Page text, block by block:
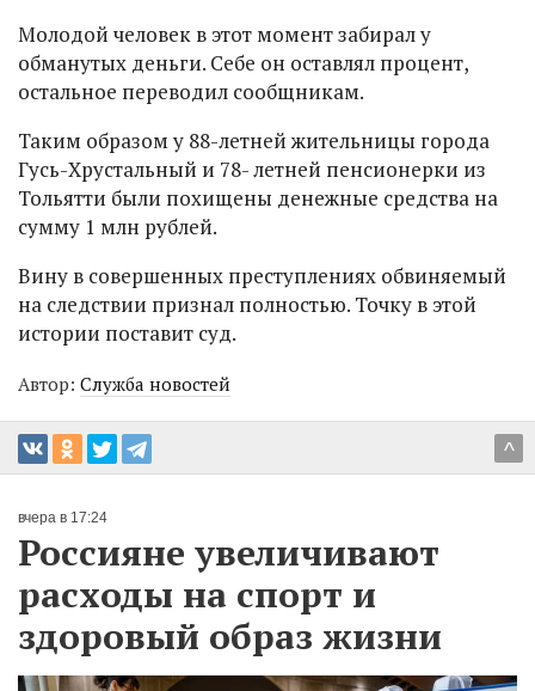
Молодой человек в этот момент забирал у
обманутых деньги. Себе он оставлял процент,
остальное переводил сообщникам.
Таким образом у 88-летней жительницы города
Гусь-Хрустальный и 78- летней пенсионерки из
Тольятти были похищены денежные средства на
сумму 1 млн рублей.
Вину в совершенных преступлениях обвиняемый
на следствии признал полностью. Точку в этой
истории поставит суд.
Автор: Служба новостей
^
вчера в 17:24
Россияне увеличивают
расходы на спорт и
здоровый образ жизни